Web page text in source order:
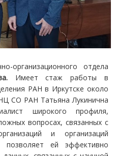
организационного отдела
Имеет стаж работы в
РАН в Иркутске около
СО РАН Татьяна Лукинична
широкого профиля,
вопросах, связанных с
и организаций
позволяет ей эффективно